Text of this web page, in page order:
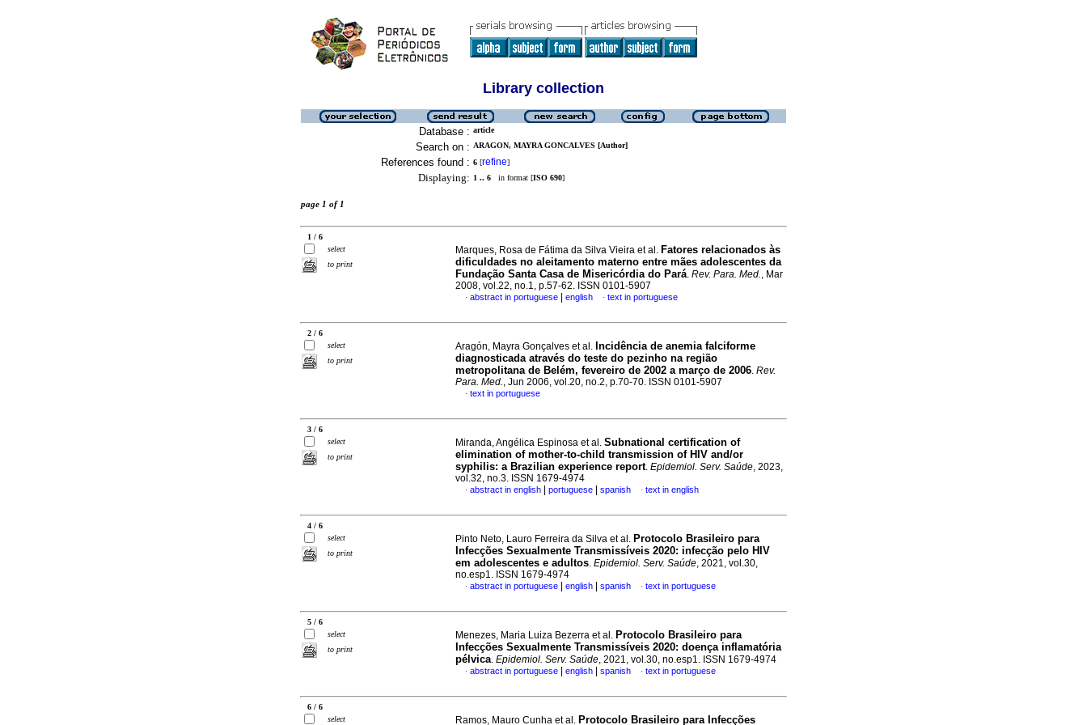
Library collection
Database : article
Search on : ARAGON, MAYRA GONCALVES [Author]
References found : 6 [refine]
Displaying: 1 .. 6 in format [ISO 690]
page 1 of 1
1 / 6
select
to print
Marques, Rosa de Fátima da Silva Vieira et al. Fatores relacionados às
dificuldades no aleitamento materno entre mães adolescentes da
Fundação Santa Casa de Misericórdia do Pará. Rev. Para. Med., Mar
2008, vol.22, no.1, p.57-62. ISSN 0101-5907
· abstract in portuguese english · text in portuguese
2 / 6
select
to print
Aragón, Mayra Gonçalves et al. Incidência de anemia falciforme
diagnosticada através do teste do pezinho na região
metropolitana de Belém, fevereiro de 2002 a março de 2006. Rev.
Para. Med., Jun 2006, vol.20, no.2, p.70-70. ISSN 0101-5907
· text in portuguese
3 / 6
select
to print
Miranda, Angélica Espinosa et al. Subnational certification of
elimination of mother-to-child transmission of HIV and/or
syphilis: a Brazilian experience report. Epidemiol. Serv. Saúde, 2023,
vol.32, no.3. ISSN 1679-4974
· abstract in english portuguese spanish · text in english
4 / 6
select
to print
Pinto Neto, Lauro Ferreira da Silva et al. Protocolo Brasileiro para
Infecções Sexualmente Transmissíveis 2020: infecção pelo HIV
em adolescentes e adultos. Epidemiol. Serv. Saúde, 2021, vol.30,
no.esp1. ISSN 1679-4974
· abstract in portuguese english spanish · text in portuguese
5 / 6
select
to print
Menezes, Maria Luiza Bezerra et al. Protocolo Brasileiro para
Infecções Sexualmente Transmissíveis 2020: doença inflamatória
pélvica. Epidemiol. Serv. Saúde, 2021, vol.30, no.esp1. ISSN 1679-4974
· abstract in portuguese english spanish · text in portuguese
6 / 6
select
Ramos, Mauro Cunha et al. Protocolo Brasileiro para Infecções